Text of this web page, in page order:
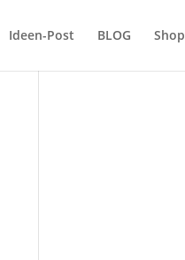
Ideen-Post BLOG Shop